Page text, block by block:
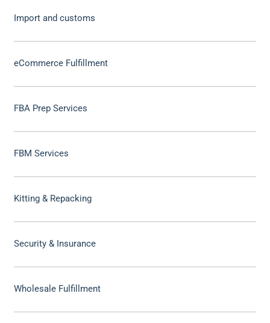
Import and customs
eCommerce Fulfillment
FBA Prep Services
FBM Services
Kitting & Repacking
Security & Insurance
Wholesale Fulfillment